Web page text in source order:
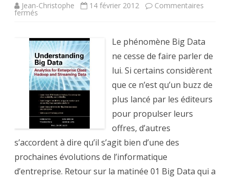
Jean-Christophe 14 février 2012 Commentaires
fermés
cas
d’usages,
exemples,
intégration,
retour
sur
la
matinée
01
BigData
Le phénomène Big Data
ne cesse de faire parler de
lui. Si certains considèrent
que ce n’est qu’un buzz de
plus lancé par les éditeurs
pour propulser leurs
offres, d’autres
s’accordent à dire qu’il s’agit bien d’une des
prochaines évolutions de l’informatique
d’entreprise. Retour sur la matinée 01 Big Data qui a